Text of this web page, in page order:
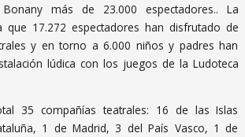
más de 23.000 espectadores.. La
que 17.272 espectadores han disfrutado de
y en torno a 6.000 niños y padres han
lúdica con los juegos de la Ludoteca
35 compañías teatrales: 16 de las Islas
1 de Madrid, 3 del País Vasco, 1 de